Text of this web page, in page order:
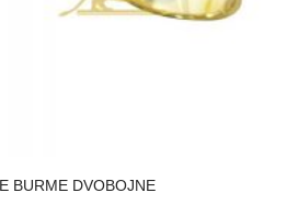
BURME DVOBOJNE